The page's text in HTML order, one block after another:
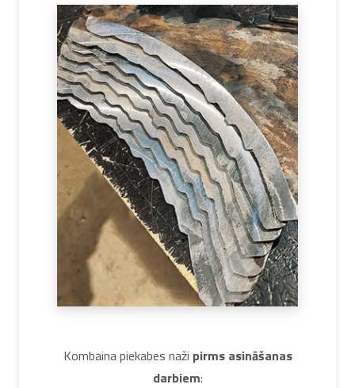
Kombaina piekabes naži pirms asināšanas
darbiem: